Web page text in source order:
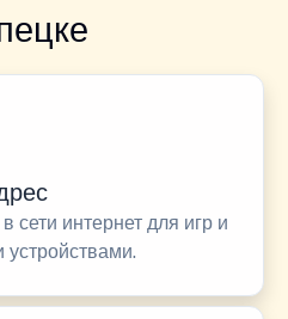
сети интернет для игр и
устройствами.